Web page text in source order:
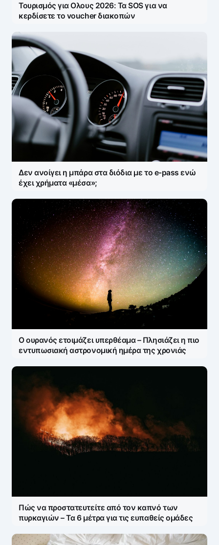
Τουρισμός για Ολους 2026: Τα SOS για να
κερδίσετε το voucher διακοπών
Δεν ανοίγει η μπάρα στα διόδια με το e-pass ενώ
έχει χρήματα «μέσα»;
Ο ουρανός ετοιμάζει υπερθέαμα – Πλησιάζει η πιο
εντυπωσιακή αστρονομική ημέρα της χρονιάς
Πώς να προστατευτείτε από τον καπνό των
πυρκαγιών – Τα 6 μέτρα για τις ευπαθείς ομάδες